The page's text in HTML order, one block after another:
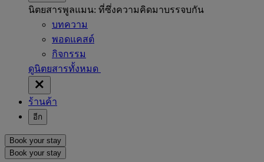
นิตยสารพูลแมน: ที่ซึ่งความคิดมาบรรจบกัน
บทความ
พอดแคสต์
กิจกรรม
ดูนิตยสารทั้งหมด
ร้านค้า
อีก
Book your stay
Book your stay